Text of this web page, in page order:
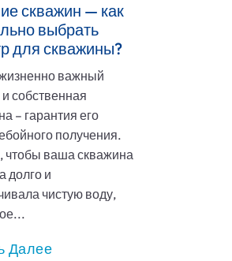
скважин — как
выбрать
для скважины?
важный
и собственная
– гарантия его
получения.
чтобы ваша скважина
долго и
чистую воду,
Далее